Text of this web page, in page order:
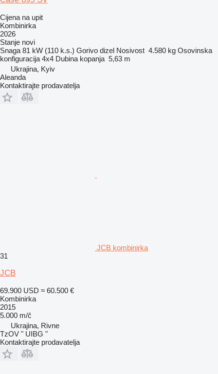
Cijena na upit
Kombinirka
2026
Stanje novi
Snaga 81 kW (110 k.s.) Gorivo dizel Nosivost 4.580 kg Osovinska
konfiguracija 4x4 Dubina kopanja 5,63 m
Ukrajina, Kyiv
Aleanda
Kontaktirajte prodavatelja
JCB kombinirka
31
JCB
69.900 USD ≈ 60.500 €
Kombinirka
2015
5.000 m/č
Ukrajina, Rivne
TzOV " UIBG "
Kontaktirajte prodavatelja